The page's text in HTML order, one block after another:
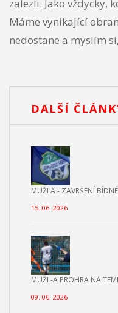
zalezli. Jako vždycky,
Máme vynikající
nedostane a myslím
DALŠÍ
MUŽI A - ZAVRŠENÍ
15. 06. 2026
MUŽI -A PROHRA NA
09. 06. 2026